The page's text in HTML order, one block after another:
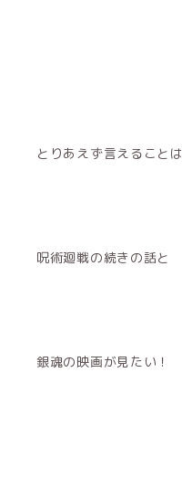
とりあえず言えることは
呪術廻戦の続きの話と
銀魂の映画が見たい！